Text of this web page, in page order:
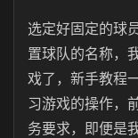
选定好固定的球
置球队的名称，
戏了，新手教程
习游戏的操作，
务要求，即便是